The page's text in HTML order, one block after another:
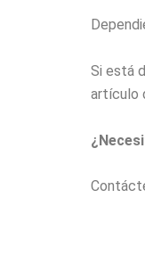
Si está
artículo